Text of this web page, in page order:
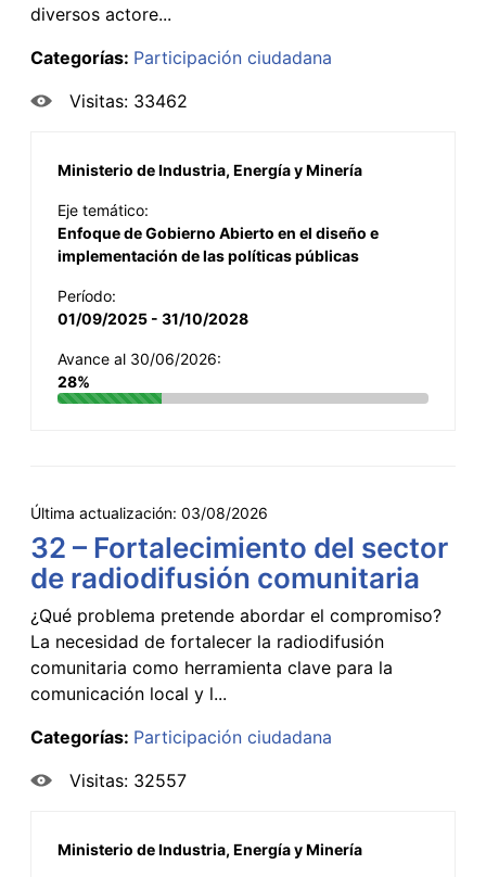
diversos actore...
Categorías: Participación ciudadana
Visitas: 33462
Ministerio de Industria, Energía y Minería
Eje temático:
Enfoque de Gobierno Abierto en el diseño e
implementación de las políticas públicas
Período:
01/09/2025 - 31/10/2028
Avance al 30/06/2026:
28%
Última actualización: 03/08/2026
32 – Fortalecimiento del sector
de radiodifusión comunitaria
¿Qué problema pretende abordar el compromiso?
La necesidad de fortalecer la radiodifusión
comunitaria como herramienta clave para la
comunicación local y l...
Categorías: Participación ciudadana
Visitas: 32557
Ministerio de Industria, Energía y Minería